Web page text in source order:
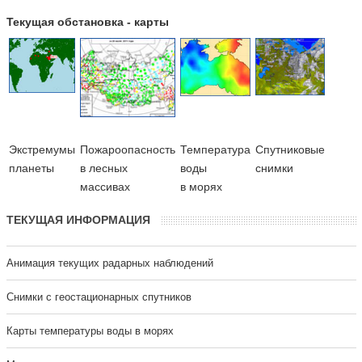
Текущая обстановка - карты
Экстремумы
планеты
Пожароопасность
в лесных
массивах
Температура
воды
в морях
Cпутниковые
снимки
ТЕКУЩАЯ ИНФОРМАЦИЯ
Анимация текущих радарных наблюдений
Cнимки с геостационарных спутников
Карты температуры воды в морях